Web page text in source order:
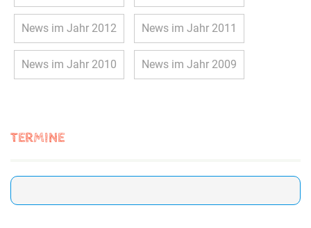
News im Jahr 2012 News im Jahr 2011
News im Jahr 2010 News im Jahr 2009
TERMINE